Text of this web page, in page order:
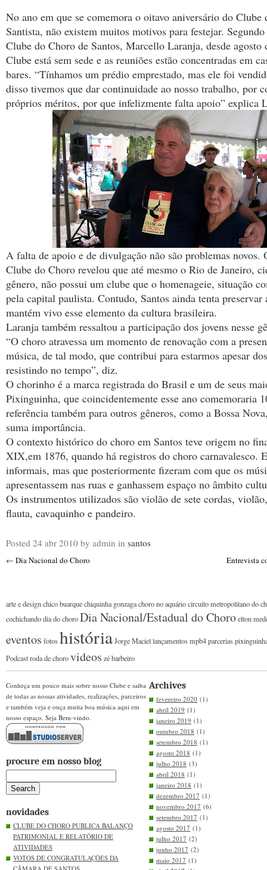
No ano em que se comemora o oitavo aniversário do Clube
Santista, não existem muitos motivos para festejar.
Clube do Choro de Santos, Marcello Laranja, desde agosto
Clube está sem sede e as reuniões estão concentradas em
bares. “Tínhamos um prédio emprestado, mas ele foi
disso tivemos que dar continuidade ao nosso trabalho, por
próprios méritos, por que infelizmente falta apoio” explica
A falta de apoio e de divulgação não são problemas novos.
Clube do Choro revelou que até mesmo o Rio de Janeiro,
gênero, não possui um clube que o homenageie, situação
pela capital paulista. Contudo, Santos ainda tenta preservar
mantém vivo esse elemento da cultura brasileira.
Laranja também ressaltou a participação dos jovens nesse
“O choro atravessa um momento de renovação com a
música, de tal modo, que contribui para estarmos apesar
resistindo no tempo”, diz.
O chorinho é a marca registrada do Brasil e um de seus
Pixinguinha, que coincidentemente esse ano comemoraria
referência também para outros gêneros, como a Bossa
suma importância.
O contexto histórico do choro em Santos teve origem no
XIX,em 1876, quando há registros do choro carnavalesco.
informais, mas que posteriormente fizeram com que os
apresentassem nas ruas e ganhassem espaço no âmbito
Os instrumentos utilizados são violão de sete cordas,
flauta, cavaquinho e pandeiro.
Posted 24 abr 2010 by admin in santos
← Dia Nacional do Choro Entrevista
arte e designchico buarquechiquinha gonzagachoro no aquáriocircuito metropolitano do
cochichandodia do choroDia Nacional/Estadual do Choroelton
eventos fotoshistóriaJorge Maciellançamentosmpb4parcerias
Podcastroda de chorovideos zé barbeiro
Conheça um pouco mais sobre nosso Clube e saiba
de todas as nossas atividades, realizações, parceiros
e também veja e ouça muita boa música aqui em
nosso espaço. Seja Bem-vindo.
procure em nosso blog
novidades
CLUBE DO CHORO PUBLICA BALANÇO
PATRIMONIAL E RELATÓRIO DE
ATIVIDADES
VOTOS DE CONGRATULAÇÕES DA
Archives
fevereiro 2020 (1)
abril 2019 (1)
janeiro 2019 (1)
outubro 2018 (1)
setembro 2018 (1)
agosto 2018 (1)
julho 2018 (3)
abril 2018 (1)
janeiro 2018 (1)
dezembro 2017 (1)
novembro 2017 (6)
setembro 2017 (1)
agosto 2017 (1)
julho 2017 (2)
junho 2017 (2)
maio 2017 (1)